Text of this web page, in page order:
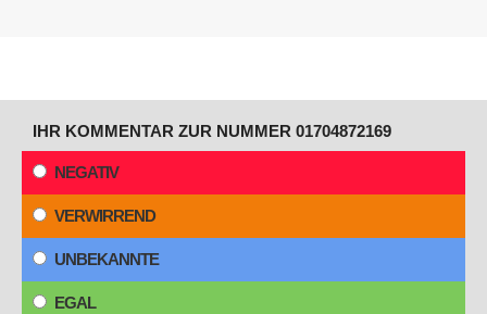
IHR KOMMENTAR ZUR NUMMER 01704872169
NEGATIV
VERWIRREND
UNBEKANNTE
EGAL